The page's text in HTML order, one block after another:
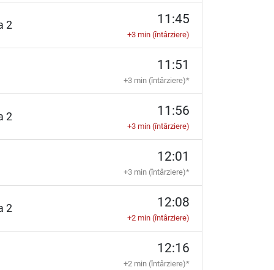
2 11:45
+3 min (întârziere)
11:51
+3 min (întârziere)*
2 11:56
+3 min (întârziere)
12:01
+3 min (întârziere)*
2 12:08
+2 min (întârziere)
12:16
+2 min (întârziere)*